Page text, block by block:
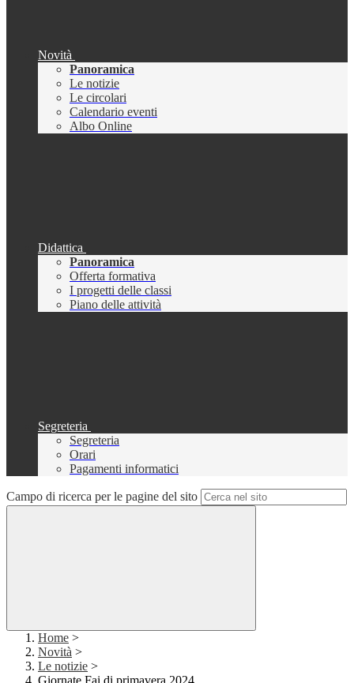
Novità
Panoramica
Le notizie
Le circolari
Calendario eventi
Albo Online
Didattica
Panoramica
Offerta formativa
I progetti delle classi
Piano delle attività
Segreteria
Segreteria
Orari
Pagamenti informatici
Campo di ricerca per le pagine del sito
Home >
Novità >
Le notizie >